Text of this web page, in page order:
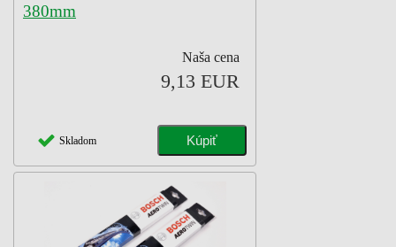
380mm
Naša cena
9,13 EUR
Skladom